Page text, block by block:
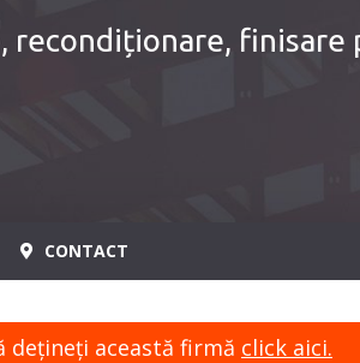
recondiționare, finisare
CONTACT
dețineți această firmă click aici.